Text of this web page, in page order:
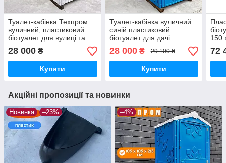
Туалет-кабінка Техпром
вуличний, пластиковий
біотуалет для вулиці та
28 000 ₴
Купити
Туалет-кабінка вуличний
синій пластиковий
біотуалет для дачі
28 000₴ 29 100 ₴
Купити
150
72
Акційні пропозиції та новинки
Новинка –23% –4%